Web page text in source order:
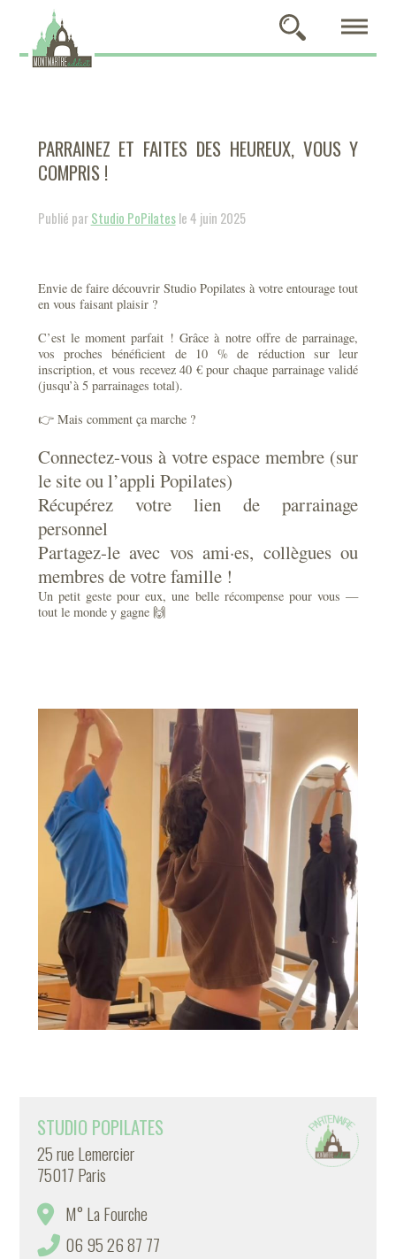
PARRAINEZ ET FAITES DES HEUREUX, VOUS Y
COMPRIS !
Publié parStudio PoPilatesle 4 juin 2025
Envie de faire découvrir Studio Popilates à votre entourage tout
en vous faisant plaisir ?
C’est le moment parfait ! Grâce à notre offre de parrainage,
vos proches bénéficient de 10 % de réduction sur leur
inscription, et vous recevez 40 € pour chaque parrainage validé
(jusqu’à 5 parrainages total).
👉 Mais comment ça marche ?
Connectez-vous à votre espace membre (sur
le site ou l’appli Popilates)
Récupérez votre lien de parrainage
personnel
Partagez-le avec vos ami·es, collègues ou
membres de votre famille !
Un petit geste pour eux, une belle récompense pour vous —
tout le monde y gagne 🙌
STUDIO POPILATES
25 rue Lemercier
75017 Paris
M° La Fourche
06 95 26 87 77